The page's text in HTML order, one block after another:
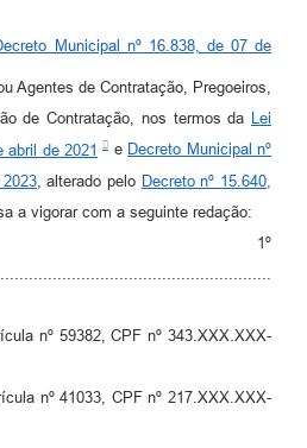
Municipal nº 16.838, de 07 de
Agentes de Contratação, Pregoeiros,
de Contratação, nos termos da Lei
abril de 2021
e Decreto Municipal nº
, alterado pelo Decreto nº 15.640,
a vigorar com a seguinte redação:
1º
nº 59382, CPF nº 343.XXX.XXX-
nº 41033, CPF nº 217.XXX.XXX-